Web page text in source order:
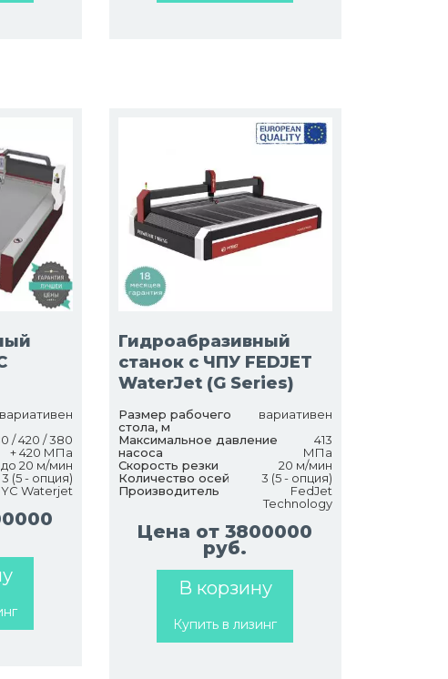
вариативен
/ 420 / 380
+ 420 МПа
до 20 м/мин
3 (5 - опция)
YC Waterjet
Гидроабразивный
станок с ЧПУ FEDJET
WaterJet (G Series)
Размер рабочего
стола, м
вариативен
Максимальное давление
насоса
413
МПа
Скорость резки
20 м/мин
Количество осей
3 (5 - опция)
Производитель
FedJet
Technology
Цена от 3800000
руб.
В корзину
Купить в лизинг